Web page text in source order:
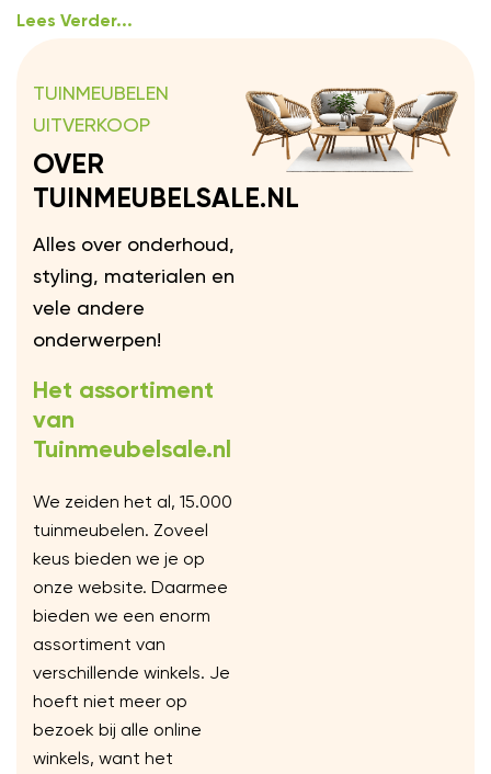
Lees Verder...
TUINMEUBELEN
UITVERKOOP
OVER
TUINMEUBELSALE.NL
Alles over onderhoud,
styling, materialen en
vele andere
onderwerpen!
Het assortiment
van
Tuinmeubelsale.nl
We zeiden het al, 15.000
tuinmeubelen. Zoveel
keus bieden we je op
onze website. Daarmee
bieden we een enorm
assortiment van
verschillende winkels. Je
hoeft niet meer op
bezoek bij alle online
winkels, want het